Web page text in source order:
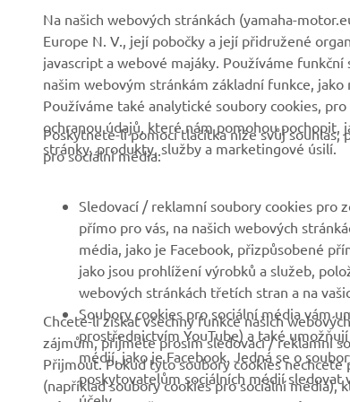
Společnost
Zprávy
Tisk
Práce v Yamaha
Stát se prodejcem
Politika lidských práv
Základní politika
udržitelnosti
Kanál pro oznamovatele
Systémy eBike
Státní orgány
Golfová hřiště
První respondenti
Robotics
Partnerství
Technické
nezávislé prodejce
Yamalube Safety
Sheets
Na našich webových stránkách (yamaha-
Europe N. V., její pobočky a její přidružené
javascript a webové majáky. Používáme
našim webovým stránkám základní funkce,
Používáme také analytické soubory cookies,
ochranou údajů, které nám pomohou pochopit,
stránky, produkty, služby a marketingové úsilí.
Poskytnete-li pomocí tlačítka níže svůj
pro sociální média:
Sledovací / reklamní soubory cookies pro
přímo pro vás, na našich webových
média, jako je Facebook, přizpůsobené
jako jsou prohlížení výrobků a služeb,
webových stránkách třetích stran a na
Soubory cookies pro sociální média vám
prostřednictvím YouTube) a také
médií, jako je Facebook. Jedná se o
poskytovatelům sociálních médií
Chcete-li získat všechny funkce našich
zájmům, přijměte prosím sledovací / reklamní
Přijmout. Pokud tyto soubory cookies
(například soubory cookies pro sociální média),